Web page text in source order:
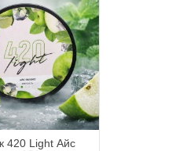
420 Light Айс